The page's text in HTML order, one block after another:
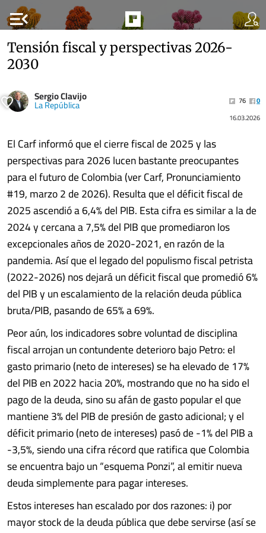
menu_open
Tensión fiscal y perspectivas 2026-
2030
Sergio Clavijo
La República 76
0
16.03.2026
El Carf informó que el cierre fiscal de 2025 y las
perspectivas para 2026 lucen bastante preocupantes
para el futuro de Colombia (ver Carf, Pronunciamiento
#19, marzo 2 de 2026). Resulta que el déficit fiscal de
2025 ascendió a 6,4% del PIB. Esta cifra es similar a la de
2024 y cercana a 7,5% del PIB que promediaron los
excepcionales años de 2020-2021, en razón de la
pandemia. Así que el legado del populismo fiscal petrista
(2022-2026) nos dejará un déficit fiscal que promedió 6%
del PIB y un escalamiento de la relación deuda pública
bruta/PIB, pasando de 65% a 69%.
Peor aún, los indicadores sobre voluntad de disciplina
fiscal arrojan un contundente deterioro bajo Petro: el
gasto primario (neto de intereses) se ha elevado de 17%
del PIB en 2022 hacia 20%, mostrando que no ha sido el
pago de la deuda, sino su afán de gasto popular el que
mantiene 3% del PIB de presión de gasto adicional; y el
déficit primario (neto de intereses) pasó de -1% del PIB a
-3,5%, siendo una cifra récord que ratifica que Colombia
se encuentra bajo un “esquema Ponzi”, al emitir nueva
deuda simplemente para pagar intereses.
Estos intereses han escalado por dos razones: i) por
mayor stock de la deuda pública que debe servirse (así se